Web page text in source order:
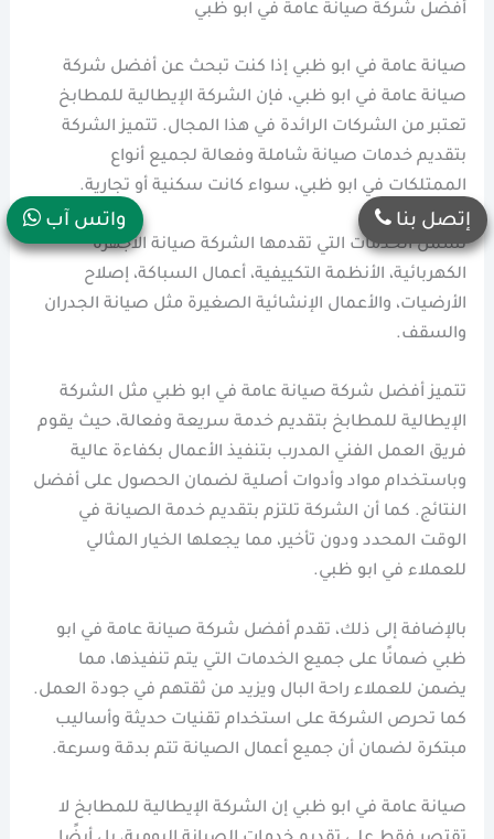
أفضل شركة صيانة عامة في ابو ظبي
صيانة عامة في ابو ظبي إذا كنت تبحث عن أفضل شركة
صيانة عامة في ابو ظبي، فإن الشركة الإيطالية للمطابخ
تعتبر من الشركات الرائدة في هذا المجال. تتميز الشركة
بتقديم خدمات صيانة شاملة وفعالة لجميع أنواع
الممتلكات في ابو ظبي، سواء كانت سكنية أو تجارية.
تشمل الخدمات التي تقدمها الشركة صيانة الأجهزة
الكهربائية، الأنظمة التكييفية، أعمال السباكة، إصلاح
الأرضيات، والأعمال الإنشائية الصغيرة مثل صيانة الجدران
والسقف.
تتميز أفضل شركة صيانة عامة في ابو ظبي مثل الشركة
الإيطالية للمطابخ بتقديم خدمة سريعة وفعالة، حيث يقوم
فريق العمل الفني المدرب بتنفيذ الأعمال بكفاءة عالية
وباستخدام مواد وأدوات أصلية لضمان الحصول على أفضل
النتائج. كما أن الشركة تلتزم بتقديم خدمة الصيانة في
الوقت المحدد ودون تأخير، مما يجعلها الخيار المثالي
للعملاء في ابو ظبي.
بالإضافة إلى ذلك، تقدم أفضل شركة صيانة عامة في ابو
ظبي ضمانًا على جميع الخدمات التي يتم تنفيذها، مما
يضمن للعملاء راحة البال ويزيد من ثقتهم في جودة العمل.
كما تحرص الشركة على استخدام تقنيات حديثة وأساليب
مبتكرة لضمان أن جميع أعمال الصيانة تتم بدقة وسرعة.
صيانة عامة في ابو ظبي إن الشركة الإيطالية للمطابخ لا
واتس آب إتصل بنا